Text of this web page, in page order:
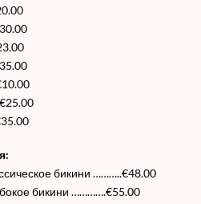
бикини ………..€48.00
бикини ………….€55.00